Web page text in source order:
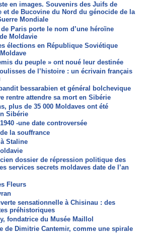
en images. Souvenirs des Juifs de
et de Bucovine du Nord du génocide de la
Mondiale
Paris porte le nom d’une héroїne
Moldavie
élections en République Soviétique
du peuple » ont noué leur destinée
de l’histoire : un écrivain français
bessarabien et général bolchevique
rentre attendre sa mort en Sibérie
plus de 35 000 Moldaves ont été
Sibérie
-une date controversée
la souffrance
Staline
dossier de répression politique des
services secrets moldaves date de l’an
Fleurs
sensationnelle à Chisinau : des
préhistoriques
fondatrice du Musée Maillol
de Dimitrie Cantemir, comme une spirale